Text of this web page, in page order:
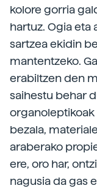
kolore gorria
hartuz. Ogia eta
sartzea ekidin
mantentzeko.
erabiltzen den
saihestu behar
organoleptikoak
bezala,
araberako
ere, oro har,
nagusia da gas